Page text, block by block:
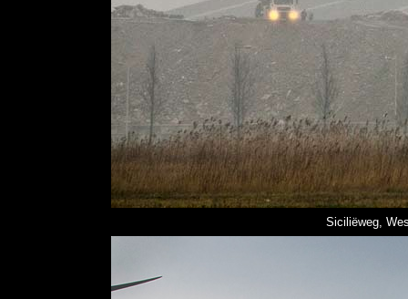
Siciliëweg,